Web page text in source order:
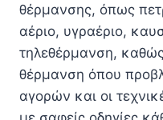
θέρμανσης, όπως
αέριο, υγραέριο,
τηλεθέρμανση,
θέρμανση όπου
αγορών και οι